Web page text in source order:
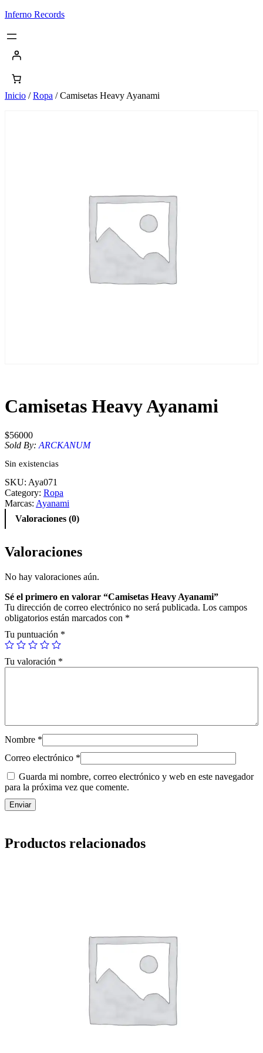
Saltar
contenido
Inferno Records
Inicio /Ropa / Camisetas Heavy Ayanami
Camisetas Heavy Ayanami
$56000
Sold By: ARCKANUM
Sin existencias
SKU: Aya071
Category: Ropa
Marcas: Ayanami
Valoraciones (0)
Valoraciones
No hay valoraciones aún.
Sé el primero en valorar “Camisetas Heavy Ayanami”
Tu dirección de correo electrónico no será publicada. Los campos
obligatorios están marcados con *
Tu puntuación *
Tu valoración *
Nombre *
Correo electrónico *
Guarda mi nombre, correo electrónico y web en este navegador
para la próxima vez que comente.
Productos relacionados